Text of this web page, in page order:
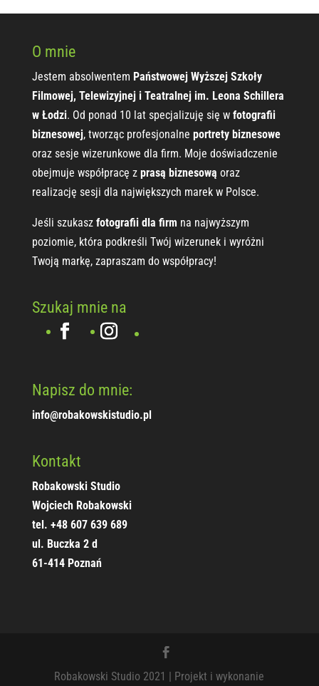
O mnie
Jestem absolwentem Państwowej Wyższej Szkoły
Filmowej, Telewizyjnej i Teatralnej im. Leona Schillera
w Łodzi. Od ponad 10 lat specjalizuję się w fotografii
biznesowej, tworząc profesjonalne portrety biznesowe
oraz sesje wizerunkowe dla firm. Moje doświadczenie
obejmuje współpracę z prasą biznesową oraz
realizację sesji dla największych marek w Polsce.
Jeśli szukasz fotografii dla firm na najwyższym
poziomie, która podkreśli Twój wizerunek i wyróżni
Twoją markę, zapraszam do współpracy!
Szukaj mnie na
Napisz do mnie:
info@robakowskistudio.pl
Kontakt
Robakowski Studio
Wojciech Robakowski
tel. +48 607 639 689
ul. Buczka 2 d
61-414 Poznań
Robakowski Studio 2021 | Projekt i wykonanie